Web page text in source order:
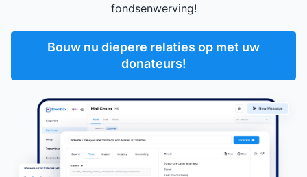
fondsenwerving!
Bouw nu diepere relaties op met uw
donateurs!